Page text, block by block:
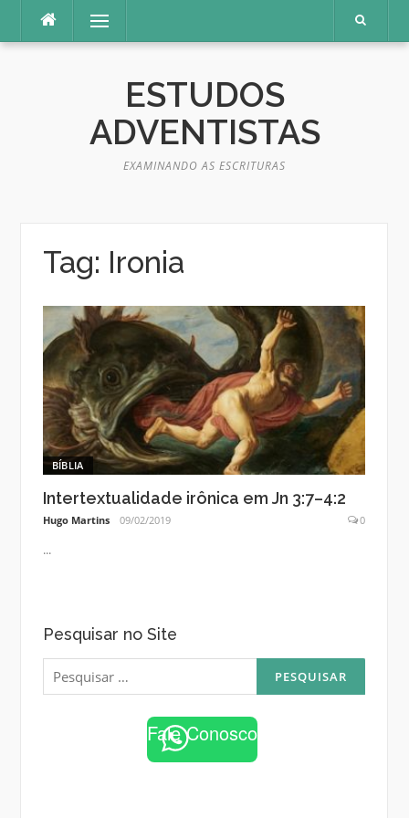
o
Menu
ESTUDOS
ADVENTISTAS
EXAMINANDO AS ESCRITURAS
Tag: Ironia
BÍBLIA
Intertextualidade irônica em Jn 3:7–4:2
Hugo Martins 09/02/2019 0
...
Pesquisar no Site
Pesquisar
por:
Fale Conosco